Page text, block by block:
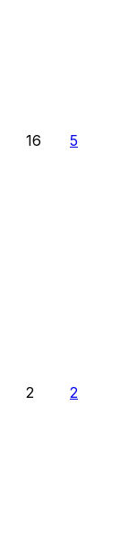
16 5
2 2